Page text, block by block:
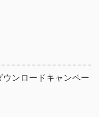
ンロードキャンペー